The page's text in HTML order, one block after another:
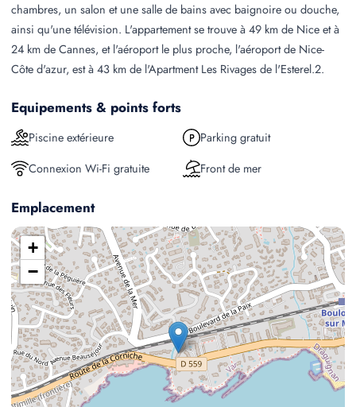
chambres, un salon et une salle de bains avec baignoire ou douche,
ainsi qu'une télévision. L'appartement se trouve à 49 km de Nice et à
24 km de Cannes, et l'aéroport le plus proche, l'aéroport de Nice-
Côte d'azur, est à 43 km de l'Apartment Les Rivages de l'Esterel.2.
Equipements & points forts
Piscine extérieure
Parking gratuit
Connexion Wi-Fi gratuite
Front de mer
Emplacement
+
−